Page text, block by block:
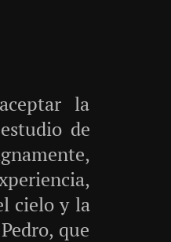
la
de
cielo y la
que